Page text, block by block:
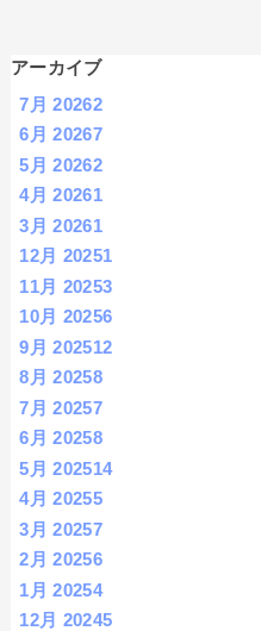
アーカイブ
7月 20262
6月 20267
5月 20262
4月 20261
3月 20261
12月 20251
11月 20253
10月 20256
9月 202512
8月 20258
7月 20257
6月 20258
5月 202514
4月 20255
3月 20257
2月 20256
1月 20254
12月 20245